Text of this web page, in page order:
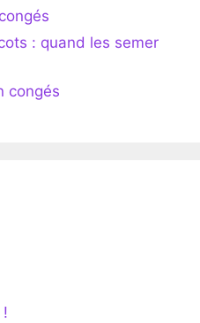
: quand les semer
congés